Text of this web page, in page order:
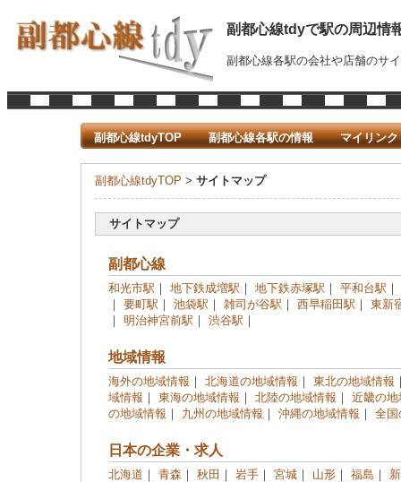
副都心線tdyで駅の周辺情
副都心線各駅の会社や店舗のサ
副都心線tdyTOP 副都心線各駅の情報 マイリンク
副都心線tdyTOP > サイトマップ
サイトマップ
副都心線
和光市駅 ｜ 地下鉄成増駅 ｜ 地下鉄赤塚駅 ｜ 平和台駅 ｜
｜ 要町駅 ｜ 池袋駅 ｜ 雑司が谷駅 ｜ 西早稲田駅 ｜ 東新
｜ 明治神宮前駅 ｜ 渋谷駅 ｜
地域情報
海外の地域情報 ｜ 北海道の地域情報 ｜ 東北の地域情報
域情報 ｜ 東海の地域情報 ｜ 北陸の地域情報 ｜ 近畿の地
の地域情報 ｜ 九州の地域情報 ｜ 沖縄の地域情報 ｜ 全国
日本の企業・求人
北海道 ｜ 青森 ｜ 秋田 ｜ 岩手 ｜ 宮城 ｜ 山形 ｜ 福島 ｜